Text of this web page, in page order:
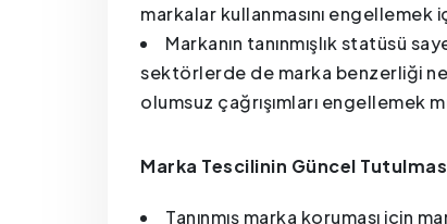
markalar kullanmasını
Markanın tanınmışlık statüsü
sektörlerde de marka benzerliği
olumsuz çağrışımları engellemek
Marka Tescilinin Güncel
Tanınmış marka koruması için